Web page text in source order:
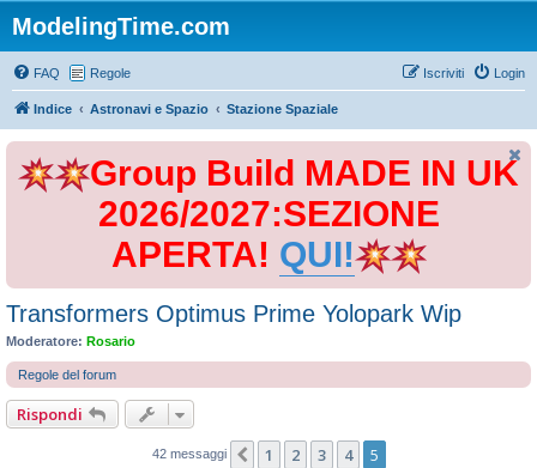
ModelingTime.com
FAQ Regole Login
Iscriviti
Indice Astronavi e Spazio Stazione Spaziale
Group Build MADE IN UK
2026/2027:SEZIONE
APERTA! QUI!
Transformers Optimus Prime Yolopark Wip
Moderatore: Rosario
Regole del forum
Rispondi
42 messaggi Precedente
1 2 3 4 5